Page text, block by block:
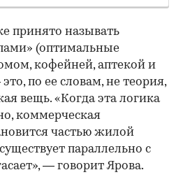
принято называть
(оптимальные
кофейней, аптекой и
по ее словам, не теория,
вещь. «Когда эта логика
коммерческая
частью жилой
параллельно с
— говорит Ярова.